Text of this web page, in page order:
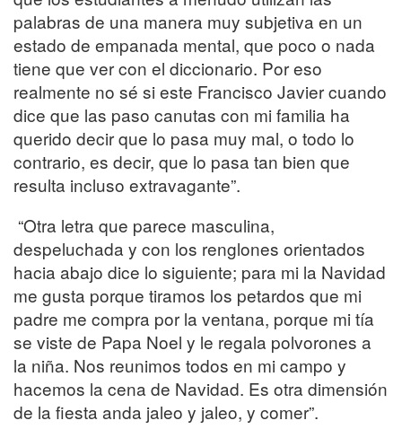
palabras de una manera muy subjetiva en un
estado de empanada mental, que poco o nada
tiene que ver con el diccionario. Por eso
realmente no sé si este Francisco Javier cuando
dice que las paso canutas con mi familia ha
querido decir que lo pasa muy mal, o todo lo
contrario, es decir, que lo pasa tan bien que
resulta incluso extravagante”.
“Otra letra que parece masculina,
despeluchada y con los renglones orientados
hacia abajo dice lo siguiente; para mi la Navidad
me gusta porque tiramos los petardos que mi
padre me compra por la ventana, porque mi tía
se viste de Papa Noel y le regala polvorones a
la niña. Nos reunimos todos en mi campo y
hacemos la cena de Navidad. Es otra dimensión
de la fiesta anda jaleo y jaleo, y comer”.